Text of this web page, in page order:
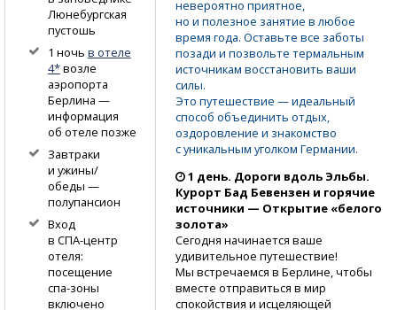
невероятно приятное,
но и полезное занятие в любое
время года. Оставьте все заботы
позади и позвольте термальным
источникам восстановить ваши
силы.
Это путешествие — идеальный
способ объединить отдых,
оздоровление и знакомство
с уникальным уголком Германии.
1 день. Дороги вдоль Эльбы.
Курорт Бад Бевензен и горячие
источники — Открытие «белого
золота»
Сегодня начинается ваше
удивительное путешествие!
Мы встречаемся в Берлине, чтобы
вместе отправиться в мир
спокойствия и исцеляющей
Люнебургская
пустошь
1 ночь в отеле
4*возле
аэропорта
Берлина —
информация
об отеле позже
Завтраки
и ужины/
обеды —
полупансион
Вход
в СПА-центр
отеля:
посещение
спа-зоны
включено